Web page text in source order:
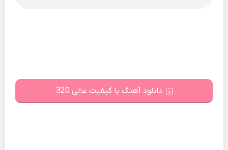
دانلود آهنگ با کیفیت عالی 320